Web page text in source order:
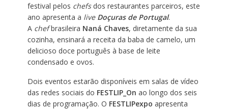
festival pelos chefsdos restaurantes parceiros, este
ano apresenta a live Doçuras de Portugal.
A chefbrasileira Naná Chaves, diretamente da sua
cozinha, ensinará a receita da baba de camelo, um
delicioso doce português à base de leite
condensado e ovos.
Dois eventos estarão disponíveis em salas de vídeo
das redes sociais do FESTLIP_On ao longo dos seis
dias de programação. O FESTLIPexpo apresenta